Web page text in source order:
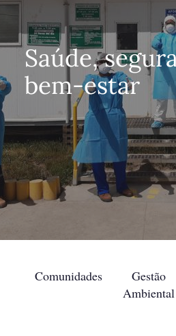
Saúde,
bem-estar
Comunidades
Gestão
Ambiental